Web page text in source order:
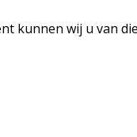
kunnen wij u van